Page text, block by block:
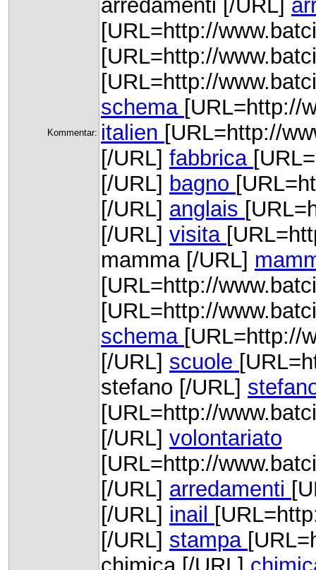
Kommentar:
arredamenti [/URL]
[URL=http://
[URL=http://
[URL=http://
schema [URL=http://
italien [URL=http://
[/URL] fabbrica
[/URL] bagno
[/URL] anglais
[/URL] visita
mamma [/URL]
[URL=http://
[URL=http://
schema [URL=http://
[/URL] scuole
stefano [/URL]
[URL=http://
[/URL] volontariato
[URL=http://
[/URL] arredamenti
[/URL] inail
[/URL] stampa